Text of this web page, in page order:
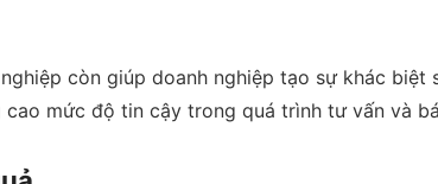
còn giúp doanh nghiệp tạo sự khác biệt
mức độ tin cậy trong quá trình tư vấn và